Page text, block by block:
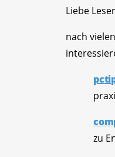
Liebe
nach
zu